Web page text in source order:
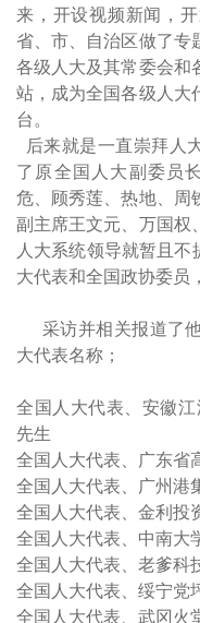
来，开设视频新闻，
省、市、自治区做了专
各级人大及其常委会和
站，成为全国各级人大
台。
后来就是一直崇拜人
了原全国人大副委员
危、顾秀莲、热地、周
副主席王文元、万国权
人大系统领导就暂且不
大代表和全国政协委员，
采访并相关报道了
大代表名称；
全国人大代表、安徽
先生
全国人大代表、广东省
全国人大代表、广州港
全国人大代表、金利投
全国人大代表、中南大
全国人大代表、老爹科
全国人大代表、绥宁党
全国人大代表、武冈火